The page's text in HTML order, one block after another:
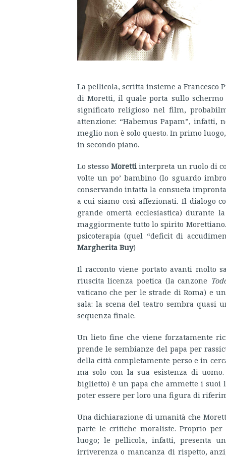
La pellicola, scritta insieme a Francesco
di Moretti, il quale porta sullo
significato religioso nel film,
attenzione: “Habemus Papam”,
meglio non è solo questo. In primo
in secondo piano.
Lo stesso Morettiinterpreta un ruolo di
volte un po’ bambino (lo sguardo
conservando intatta la consueta
a cui siamo così affezionati. Il dialogo
grande omertà ecclesiastica) durante
maggiormente tutto lo spirito
psicoterapia (quel “deficit di
Margherita Buy)
Il racconto viene portato avanti molto
riuscita licenza poetica (la canzone
vaticano che per le strade di Roma) e
sala: la scena del teatro sembra quasi
sequenza finale.
Un lieto fine che viene forzatamente
prende le sembianze del papa per
della città completamente perso e in
ma solo con la sua esistenza di
biglietto) è un papa che ammette i
poter essere per loro una figura di
Una dichiarazione di umanità che
parte le critiche moraliste. Proprio
luogo; le pellicola, infatti, presenta
irriverenza o mancanza di rispetto,